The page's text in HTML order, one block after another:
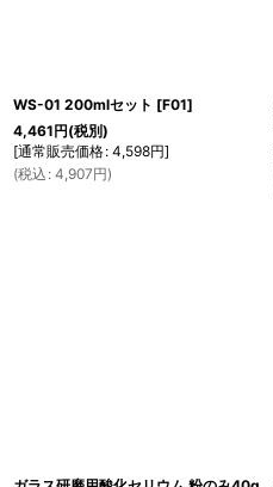
WS-01 200mlセット [F01]
4,461円(税別)
[通常販売価格: 4,598円]
(税込 : 4,907円)